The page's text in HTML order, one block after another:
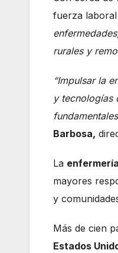
fuerza laboral
rurales y
“Impulsar la
y tecnologías
Barbosa,
La
mayores
y
Más de cien
Estados